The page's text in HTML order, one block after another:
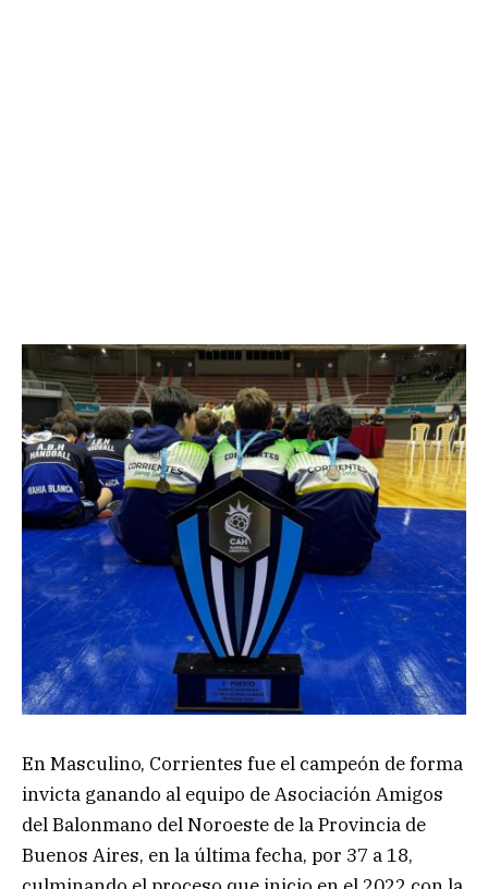
En Masculino, Corrientes fue el campeón de forma
invicta ganando al equipo de Asociación Amigos
del Balonmano del Noroeste de la Provincia de
Buenos Aires, en la última fecha, por 37 a 18,